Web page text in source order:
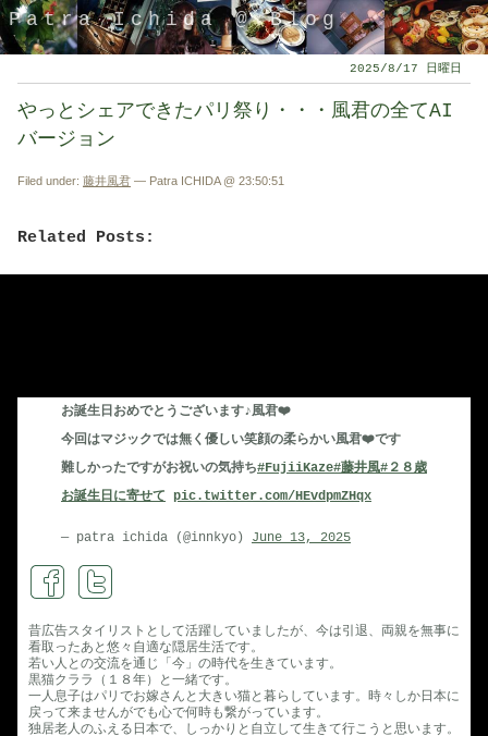
Patra Ichida @ Blog
2025/8/17 日曜日
やっとシェアできたパリ祭り・・・風君の全てAI
バージョン
Filed under: 藤井風君 — Patra ICHIDA @ 23:50:51
Related Posts:
っ
き
た
パ
リ
祭
り・・・
お誕生日おめでとうございます♪風君❤️
今回はマジックでは無く優しい笑顔の柔らかい風君❤️です
難しかったですがお祝いの気持ち#FujiiKaze#藤井風#２８歳
お誕生日に寄せて pic.twitter.com/HEvdpmZHqx
— patra ichida (@innkyo) June 13, 2025
昔広告スタイリストとして活躍していましたが、今は引退、両親を無事に
看取ったあと悠々自適な隠居生活です。
若い人との交流を通じ「今」の時代を生きています。
黒猫クララ（１８年）と一緒です。
一人息子はパリでお嫁さんと大きい猫と暮らしています。時々しか日本に
戻って来ませんがでも心で何時も繋がっています。
独居老人のふえる日本で、しっかりと自立して生きて行こうと思います。